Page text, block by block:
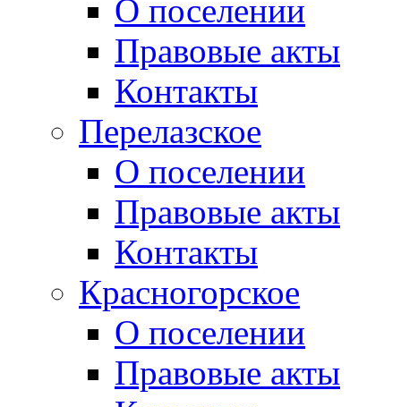
О поселении
Правовые акты
Контакты
Перелазское
О поселении
Правовые акты
Контакты
Красногорское
О поселении
Правовые акты